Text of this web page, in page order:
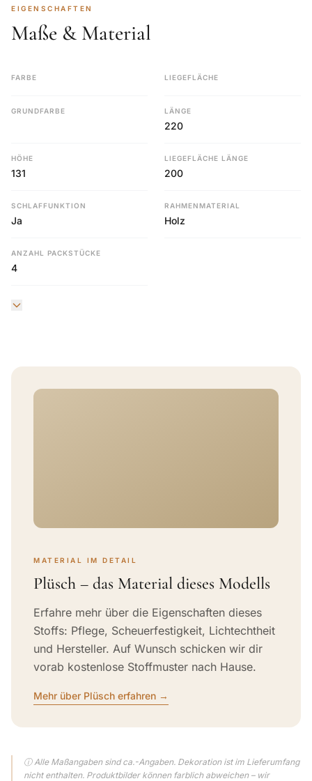
EIGENSCHAFTEN
Maße & Material
FARBE LIEGEFLÄCHE
GRUNDFARBE LÄNGE
220
HÖHE
131
LIEGEFLÄCHE LÄNGE
200
SCHLAFFUNKTION
Ja
RAHMENMATERIAL
Holz
ANZAHL PACKSTÜCKE
4
MATERIAL IM DETAIL
Plüsch – das Material dieses Modells
Erfahre mehr über die Eigenschaften dieses
Stoffs: Pflege, Scheuerfestigkeit, Lichtechtheit
und Hersteller. Auf Wunsch schicken wir dir
vorab kostenlose Stoffmuster nach Hause.
Mehr über Plüsch erfahren →
ⓘ Alle Maßangaben sind ca.-Angaben. Dekoration ist im Lieferumfang
nicht enthalten. Produktbilder können farblich abweichen – wir